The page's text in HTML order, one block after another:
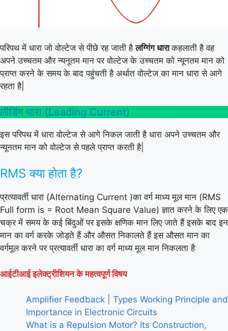
परिपथ में धारा जो वोल्टेज से पीछे रह जाती हैलग्गिंग धाराकहलाती है वह
अपने उच्चतम और न्यनूतम मान पर वोल्टेज के उच्चतम को न्यूनतम मान को
प्राप्त करने के समय के बाद पहुंचती है अर्थात वोल्टेज का मान धारा से आगे
रहता है|
लीडिंग धारा (Leading Current)
इस परिपथ में धारा वोल्टेज से आगे निकल जाती है धारा अपने उच्चतम और
न्यूनतम मान को वोल्टेज से पहले प्राप्त करती है|
RMS क्या होता है?
प्रत्यावर्ती धारा (Alternating Current )का वर्ग माध्य मूल मान (RMS
Full form is = Root Mean Square Value) ज्ञात करने के लिए एक
चक्र में समय के कई बिंदुओं पर इसके क्षणिक मान लिए जाते हैं इसके बाद इन
मान का वर्ग करके जोड़ते हैं और औसत निकालते हैं इस औसत मान का
वर्गमूल करने पर प्रत्यावर्ती धारा का वर्ग माध्य मूल मान निकलता है
आईटीआई इलेक्ट्रीशियन के महत्वपूर्ण विषय
Amplifier Feedback | Types Working Principle and
Importance in Electronic Circuits
What is a Repulsion Motor? Its Construction,